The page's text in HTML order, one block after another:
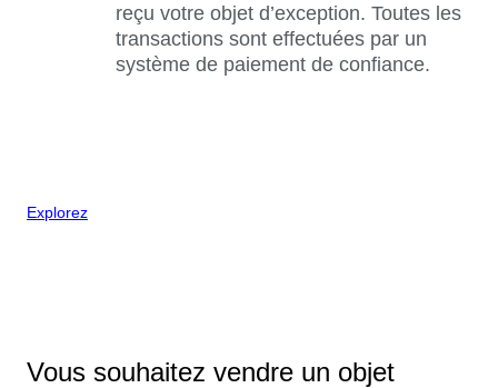
reçu votre objet d’exception. Toutes les
transactions sont effectuées par un
système de paiement de confiance.
Explorez
Vous souhaitez vendre un objet